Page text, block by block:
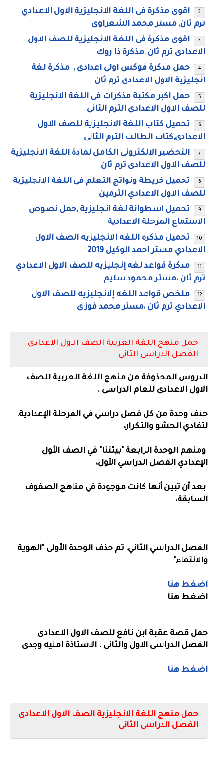
اقوى مذكرة فى اللغة الانجليزية الاول الاعدادي
ترم ثان, مستر محمد الشعراوى
اقوى مذكرة فى اللغة الانجليزية للصف الاول
الاعدادى ترم ثان ,مذكرة ذا روك
حمل مذكرة فوكس اولى اعدادى , مذكرة لغة
انجليزية الاول الاعدادى ترم ثان
حمل اكبر مكتبة مذكرات فى اللغة الانجليزية
للصف الاول الاعدادى الترم الثانى
تحميل كتاب اللغة الانجليزية للصف الاول
الاعدادى,كتاب الطالب الترم الثانى
التحضير الالكترونى الكامل لمادة اللغة الانجليزية
للصف الاول الاعدادى ترم ثان
تحميل خريطة ونواتج التعلم فى اللغة الانجليزية
للصف الاول الاعدادي الترمين
تحميل اسطوانة لغة انجليزية ,حمل نصوص
الاستماع المرحلة الاعدادية
تحميل مذكره اللغه الانجليزيه الصف الاول
الاعدادي مستر احمد الوكيل 2019
مذكرة قواعد لغه إنجليزيه للصف الاول الاعدادي
ترم ثان ،مستر محمود سليم
ملخص قواعد اللغه إلانجليزيه للصف الاول
الاعدادي ترم ثان ،مستر محمد فوزى
حمل منهج اللغة العربية الصف الاول الاعدادى
الفصل الدراسى الثانى
الدروس المحذوفة من منهج اللغة العربية للصف
الاول الاعدادى للعام الدراسى .
حذف وحدة من كل فصل دراسي في المرحلة الإعدادية،
لتفادي الحشو والتكرار،
ومنهم الوحدة الرابعة "بيئتنا" في الصف الأول
الإعدادي الفصل الدراسي الأول،
بعد أن تبين أنها كانت موجودة في مناهج الصفوف
السابقة،
الفصل الدراسي الثاني، تم حذف الوحدة الأولى "الهوية
والانتماء"
اضغط هنا
اضغط هنا
حمل قصة عقبة ابن نافع للصف الاول الاعدادى
الفصل الدراسى الاول والثانى . الاستاذة امنيه وجدى
اضغط هنا
حمل منهج اللغة الانجليزية الصف الاول الاعدادى
الفصل الدراسى الثانى